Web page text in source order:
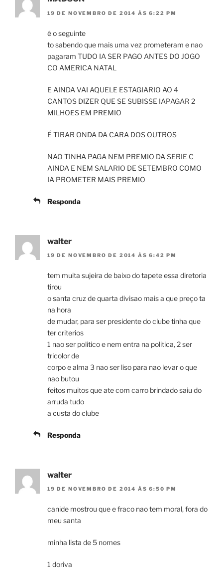
19 DE NOVEMBRO DE 2014 ÀS 6:22 PM
é o seguinte
to sabendo que mais uma vez prometeram e nao
pagaram TUDO IA SER PAGO ANTES DO JOGO
CO AMERICA NATAL
E AINDA VAI AQUELE ESTAGIARIO AO 4
CANTOS DIZER QUE SE SUBISSE IAPAGAR 2
MILHOES EM PREMIO
É TIRAR ONDA DA CARA DOS OUTROS
NAO TINHA PAGA NEM PREMIO DA SERIE C
AINDA E NEM SALARIO DE SETEMBRO COMO
IA PROMETER MAIS PREMIO
Responda
walter
19 DE NOVEMBRO DE 2014 ÀS 6:42 PM
tem muita sujeira de baixo do tapete essa diretoria
tirou
o santa cruz de quarta divisao mais a que preço ta
na hora
de mudar, para ser presidente do clube tinha que
ter criterios
1 nao ser politico e nem entra na politica, 2 ser
tricolor de
corpo e alma 3 nao ser liso para nao levar o que
nao butou
feitos muitos que ate com carro brindado saiu do
arruda tudo
a custa do clube
Responda
walter
19 DE NOVEMBRO DE 2014 ÀS 6:50 PM
canide mostrou que e fraco nao tem moral, fora do
meu santa
minha lista de 5 nomes
1 doriva